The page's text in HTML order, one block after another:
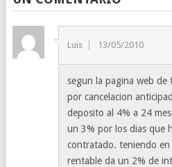
Luis 13/05/2010
segun la pagina web de
por cancelacion
deposito al 4% a 24
un 3% por los dias que
contratado. teniendo
rentable da un 2% de